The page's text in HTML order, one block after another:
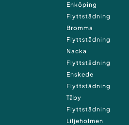
Enköping
Flyttstädning
Bromma
Flyttstädning
Nacka
Flyttstädning
Enskede
Flyttstädning
Täby
Flyttstädning
Liljeholmen